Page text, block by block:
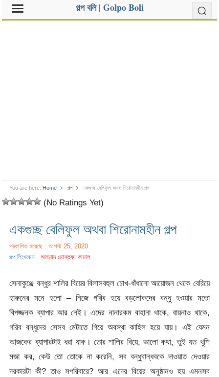
গল্প বলি | Golpo Boli
You are here: Home গল্প একগুচ্ছ বেলিফুল অথবা শিরোনামহীন গল্প
(No Ratings Yet)
একগুচ্ছ বেলিফুল অথবা শিরোনামহীন গল্প
প্রকাশিত হয়েছে : আগস্ট 25, 2020
গল্প লিখেছেন :আহমাদ মোস্তফা কামাল
সেনাকুঞ্জে বন্ধুর শালির বিয়ের বিলাসবহুল চোখ-ধাঁধানো আয়োজন থেকে বেরিয়ে
হারুনের মনে হলো – নিজে গরিব হয়ে বড়লোকদের বন্ধু হওয়ার মতো
বিপজ্জনক ব্যাপার আর নেই। এদের নানারকম বাহানা থাকে, বায়নাও থাকে,
গরিব বন্ধুদের সেসব মেটাতে গিয়ে অবস্থা কাহিল হয়ে যায়। এই যেমন
আজকের ব্যাপারটাই ধরা যাক। তোর শালির বিয়ে, ভালো কথা, তুই যত খুশি
মজা কর, কেউ তো তোকে না করেনি, সব বন্ধুবান্ধবকে দাওয়াত দেওয়ার
দরকারটা কী? তাও সপরিবারে? আর এদের বিয়ের অনুষ্ঠানও হয় এমনসব